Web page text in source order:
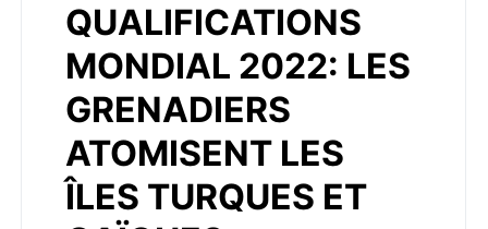
QUALIFICATIONS
MONDIAL 2022: LES
GRENADIERS
ATOMISENT LES
ÎLES TURQUES ET